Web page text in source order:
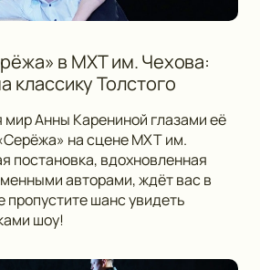
в МХТ им. Чехова:
классику Толстого
мир Анны Карениной глазами её
на сцене МХТ им.
постановка, вдохновленная
авторами, ждёт вас в
шанс увидеть
шоу!